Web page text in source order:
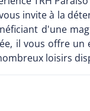
invite à la
d'une
il vous offre
loisirs